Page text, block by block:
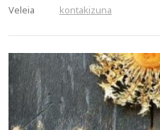
Veleia
kontakizuna